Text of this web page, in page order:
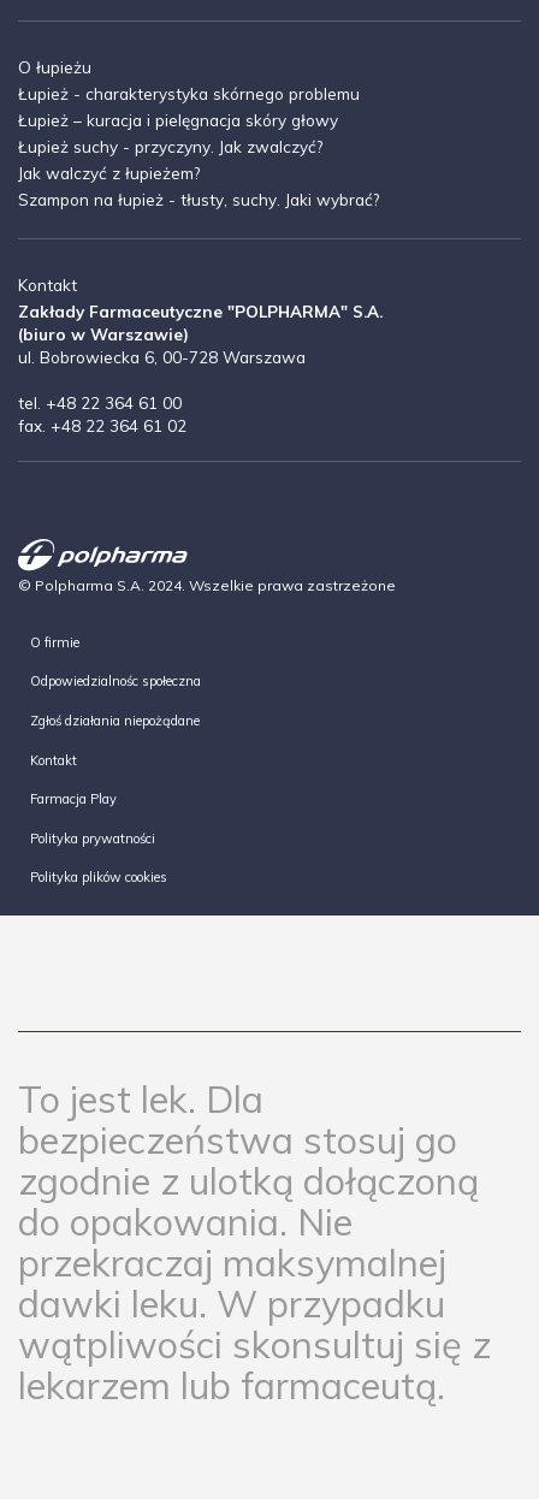
O łupieżu
Łupież - charakterystyka skórnego problemu
Łupież – kuracja i pielęgnacja skóry głowy
Łupież suchy - przyczyny. Jak zwalczyć?
Jak walczyć z łupieżem?
Szampon na łupież - tłusty, suchy. Jaki wybrać?
Kontakt
Zakłady Farmaceutyczne "POLPHARMA" S.A.
(biuro w Warszawie)
ul. Bobrowiecka 6, 00-728 Warszawa
tel. +48 22 364 61 00
fax. +48 22 364 61 02
© Polpharma S.A. 2024. Wszelkie prawa zastrzeżone
O firmie
Odpowiedzialnośc społeczna
Zgłoś działania niepożądane
Kontakt
Farmacja Play
Polityka prywatności
Polityka plików cookies
To jest lek. Dla
bezpieczeństwa stosuj go
zgodnie z ulotką dołączoną
do opakowania. Nie
przekraczaj maksymalnej
dawki leku. W przypadku
wątpliwości skonsultuj się z
lekarzem lub farmaceutą.